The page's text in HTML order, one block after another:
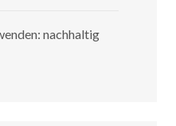
nachhaltig